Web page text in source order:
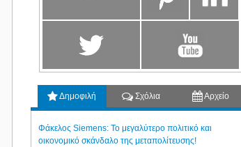
Δημοφιλή Σχόλια Αρχείο
Φάκελος Siemens: Το μεγαλύτερο πολιτικό και
οικονομικό σκάνδαλο της μεταπολίτευσης!